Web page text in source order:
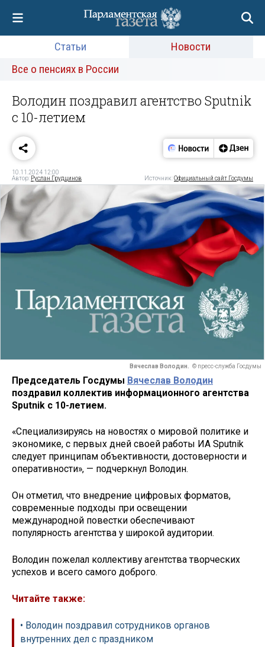
Статьи
Новости
Все о пенсиях в России
Володин поздравил агентство Sputnik
с 10-летием
10.11.2024 12:00
Автор: Руслан Грудцинов Источник:Официальный сайт Госдумы
Вячеслав Володин. © пресс-служба Госдумы
Председатель Госдумы Вячеслав Володин
поздравил коллектив информационного агентства
Sputnik с 10-летием.
«Специализируясь на новостях о мировой политике и
экономике, с первых дней своей работы ИА Sputnik
следует принципам объективности, достоверности и
оперативности», — подчеркнул Володин.
Он отметил, что внедрение цифровых форматов,
современные подходы при освещении
международной повестки обеспечивают
популярность агентства у широкой аудитории.
Володин пожелал коллективу агентства творческих
успехов и всего самого доброго.
Читайте также:
• Володин поздравил сотрудников органов
внутренних дел с праздником